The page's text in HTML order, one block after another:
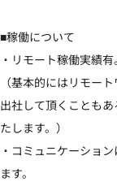
■稼働について
・リモート稼働実績有。
（基本的にはリモー
出社して頂くことも
たします。）
・コミュニケーショ
ます。